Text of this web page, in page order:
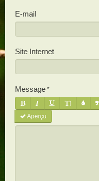
E-mail
Site Internet
Message
Aperçu